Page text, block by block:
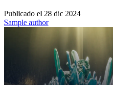
Publicado el 28 dic 2024
Sample author